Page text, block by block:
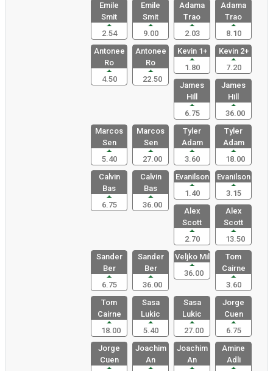
Emile
Smit
2.54
Emile
Smit
9.00
Adama
Trao
2.03
Adama
Trao
8.10
Antonee
Ro
4.50
Antonee
Ro
22.50
Kevin 1+
1.80
Kevin 2+
7.20
James
Hill
6.75
James
Hill
36.00
Marcos
Sen
5.40
Marcos
Sen
27.00
Tyler
Adam
3.60
Tyler
Adam
18.00
Calvin
Bas
6.75
Calvin
Bas
36.00
Evanilson
1.40
Evanilson
3.15
Alex
Scott
2.70
Alex
Scott
13.50
Sander
Ber
6.75
Sander
Ber
36.00
Veljko Mil
36.00
Tom
Cairne
3.60
Tom
Cairne
18.00
Sasa
Lukic
5.40
Sasa
Lukic
27.00
Jorge
Cuen
6.75
Jorge
Cuen
Joachim
An
Joachim
An
Amine
Adli